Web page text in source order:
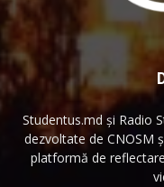
Studentus.md și Radio
dezvoltate de CNOSM
platformă de